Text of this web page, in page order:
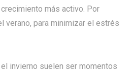
más activo. Por
verano, para minimizar el estrés
invierno suelen ser momentos